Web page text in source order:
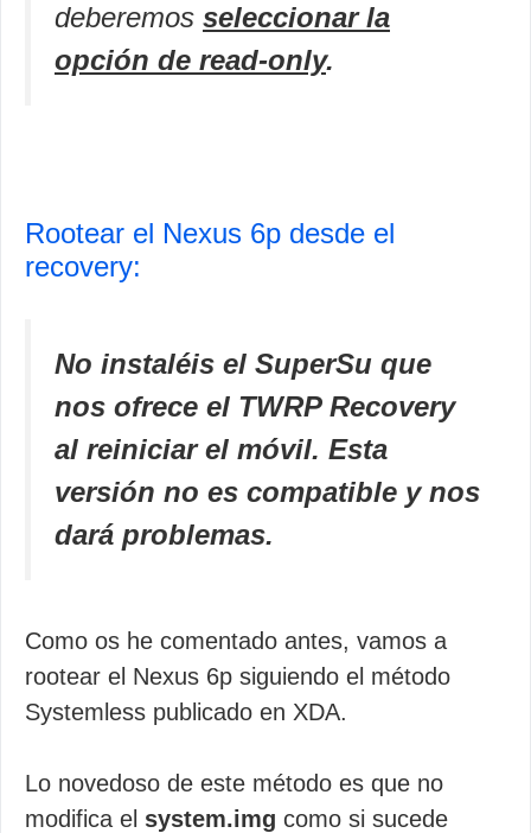
deberemos seleccionar la
opción de read-only.
Rootear el Nexus 6p desde el
recovery:
No instaléis el SuperSu que
nos ofrece el TWRP Recovery
al reiniciar el móvil. Esta
versión no es compatible y nos
dará problemas.
Como os he comentado antes, vamos a
rootear el Nexus 6p siguiendo el método
Systemless publicado en XDA.
Lo novedoso de este método es que no
modifica el system.img como si sucede